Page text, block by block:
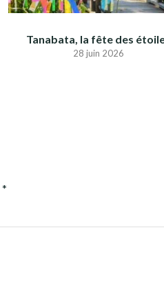
Tanabata, la fête des
28 juin 2026
*